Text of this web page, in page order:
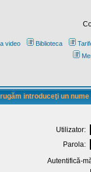
video Biblioteca
introduceţi un
Utilizator:
Parola:
Autentifică-